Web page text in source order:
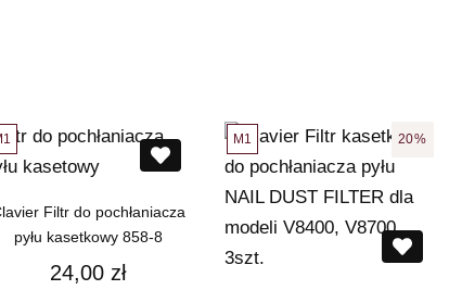
Filtr do pochłaniacza
pyłu kasetkowy 858-8
24,00 zł
20%
M1